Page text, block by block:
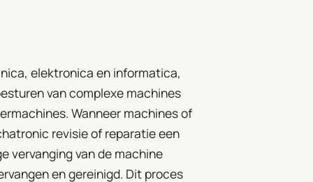
elektronica en informatica,
van complexe machines
Wanneer machines of
revisie of reparatie een
vervanging van de machine
en gereinigd. Dit proces